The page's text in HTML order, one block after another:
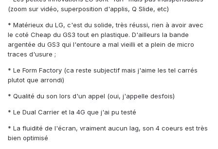
(zoom sur vidéo, superposition d'applis, Q Slide, etc)
* Matérieux du LG, c'est du solide, très réussi, rien à avoir avec
le coté Cheap du GS3 tout en plastique. D'ailleurs la bande
argentée du GS3 qui l'entoure a mal vieilli et a plein de micro
traces d'usure ;
* Le Form Factory (ca reste subjectif mais j'aime les tel carrés
plutot que arrondi)
* Qualité du son lors d'un appel (oui, j'appelle desfois)
* Le Dual Carrier et la 4G que j'ai pu testé
* La fluidité de l'écran, vraiment aucun lag, son 4 coeurs est très
bien optimisé